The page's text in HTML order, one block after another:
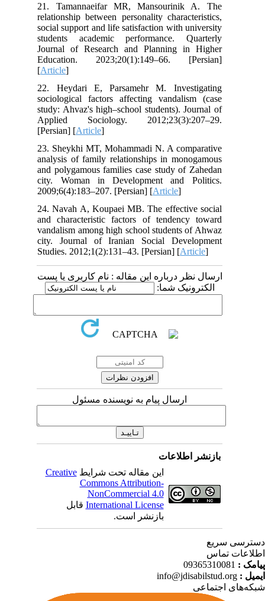
21. Tamannaeifar MR, Mansourinik A. The
relationship between personality characteristics,
social support and life satisfaction with university
students academic performance. Quarterly
Journal of Research and Planning in Higher
Education. 2023;20(1):149–66. [Persian]
[Article
22. Heydari E, Parsamehr M. Investigating
sociological factors affecting vandalism (case
study: Ahvaz's high–school students). Journal of
Applied Sociology. 2012;23(3):207–29.
[Persian] [Article
23. Sheykhi MT, Mohammadi N. A comparative
analysis of family relationships in monogamous
and polygamous families case study of Zahedan
city. Woman in Development and Politics.
2009;6(4):183–207. [Persian] [Article
24. Navah A, Koupaei MB. The effective social
and characteristic factors of tendency toward
vandalism among high school students of Ahwaz
city. Journal of Iranian Social Development
Studies. 2012;1(2):131–43. [Persian] [Article
ارسال نظر درباره این مقاله : نام کاربری یا پست
الکترونیک شما:
ارسال پیام به نویسنده مسئول
بازنشر اطلاعات
این مقاله تحت شرایطCreative
Commons Attribution-
NonCommercial 4.0
International Licenseقابل
بازنشر است.
سریع
تماس
:
09365310081
:
info@jdisabilstud.org
اجتماعی